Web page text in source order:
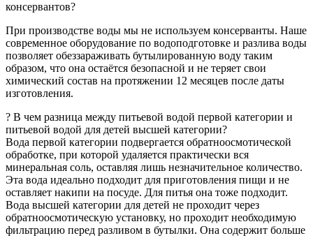
консервантов?
При производстве воды мы не используем консерванты. Наше
современное оборудование по водоподготовке и разлива воды
позволяет обеззараживать бутылированную воду таким
образом, что она остаётся безопасной и не теряет свои
химический состав на протяжении 12 месяцев после даты
изготовления.
? В чем разница между питьевой водой первой категории и
питьевой водой для детей высшей категории?
Вода первой категории подвергается обратноосмотической
обработке, при которой удаляется практически вся
минеральная соль, оставляя лишь незначительное количество.
Эта вода идеально подходит для приготовления пищи и не
оставляет накипи на посуде. Для питья она тоже подходит.
Вода высшей категории для детей не проходит через
обратноосмотическую установку, но проходит необходимую
фильтрацию перед разливом в бутылки. Она содержит больше